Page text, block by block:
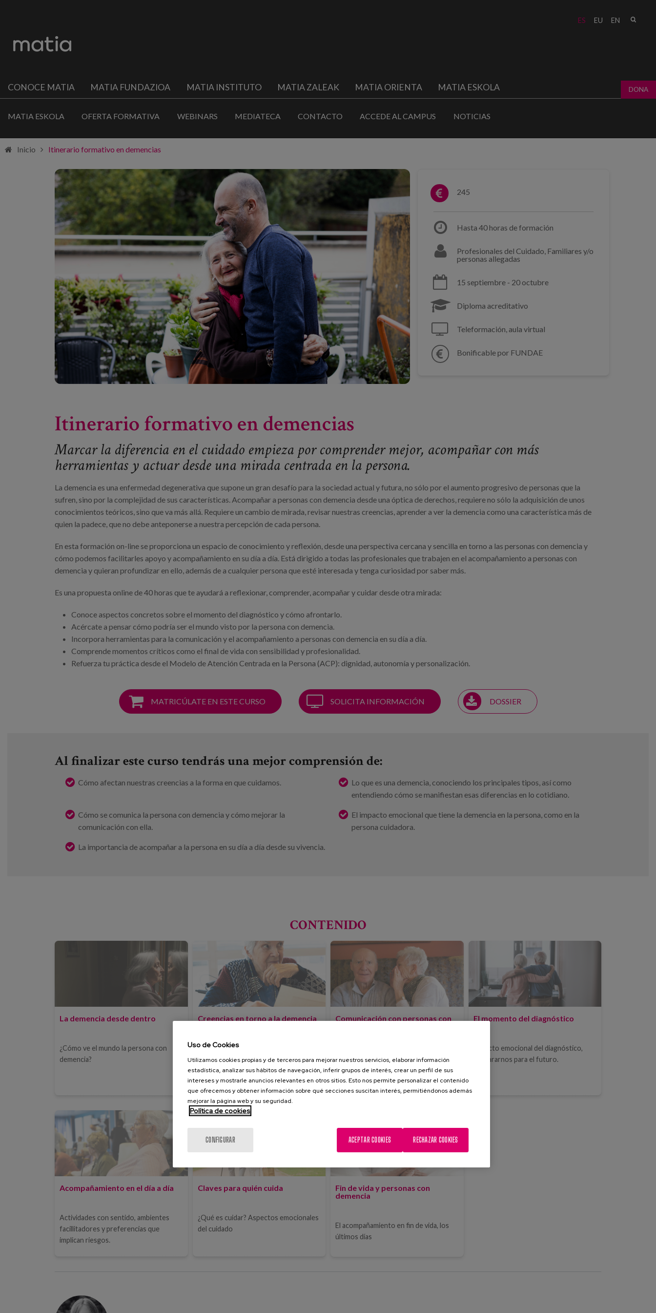
ES EU EN
CONOCE MATIA MATIA FUNDAZIOA MATIA INSTITUTO MATIA ZALEAK MATIA ORIENTA MATIA ESKOLA DONA
MATIA ESKOLA OFERTA FORMATIVA WEBINARS MEDIATECA CONTACTO ACCEDE AL CAMPUS NOTICIAS
Inicio Itinerario formativo en demencias
245
Hasta 40 horas de formación
Profesionales del Cuidado, Familiares y/o
personas allegadas
15 septiembre - 20 octubre
Diploma acreditativo
Teleformación, aula virtual
Bonificable por FUNDAE
Itinerario formativo en demencias
Marcar la diferencia en el cuidado empieza por comprender mejor, acompañar con más
herramientas y actuar desde una mirada centrada en la persona.
La demencia es una enfermedad degenerativa que supone un gran desafío para la sociedad actual y futura, no sólo por el aumento progresivo de personas que la
sufren, sino por la complejidad de sus características. Acompañar a personas con demencia desde una óptica de derechos, requiere no sólo la adquisición de unos
conocimientos teóricos, sino que va más allá. Requiere un cambio de mirada, revisar nuestras creencias, aprender a ver la demencia como una característica más de
quien la padece, que no debe anteponerse a nuestra percepción de cada persona.
En esta formación on-line se proporciona un espacio de conocimiento y reflexión, desde una perspectiva cercana y sencilla en torno a las personas con demencia y
cómo podemos facilitarles apoyo y acompañamiento en su día a día. Está dirigido a todas las profesionales que trabajen en el acompañamiento a personas con
demencia y quieran profundizar en ello, además de a cualquier persona que esté interesada y tenga curiosidad por saber más.
Es una propuesta online de 40 horas que te ayudará a reflexionar, comprender, acompañar y cuidar desde otra mirada:
Conoce aspectos concretos sobre el momento del diagnóstico y cómo afrontarlo.
Acércate a pensar cómo podría ser el mundo visto por la persona con demencia.
Incorpora herramientas para la comunicación y el acompañamiento a personas con demencia en su día a día.
Comprende momentos críticos como el final de vida con sensibilidad y profesionalidad.
Refuerza tu práctica desde el Modelo de Atención Centrada en la Persona (ACP): dignidad, autonomía y personalización.
MATRICÚLATE EN ESTE CURSO SOLICITA INFORMACIÓN DOSSIER
Al finalizar este curso tendrás una mejor comprensión de:
Cómo afectan nuestras creencias a la forma en que cuidamos.
Lo que es una demencia, conociendo los principales tipos, así como
entendiendo cómo se manifiestan esas diferencias en lo cotidiano.
Cómo se comunica la persona con demencia y cómo mejorar la
comunicación con ella.
El impacto emocional que tiene la demencia en la persona, como en la
persona cuidadora.
La importancia de acompañar a la persona en su día a día desde su vivencia.
CONTENIDO
La demencia desde dentro
¿Cómo ve el mundo la persona con
demencia?
Creencias en torno a la demencia
La demencia, cuidamos como miramos.
Comunicación con personas con
Presencia un acercamiento al cuidado,
Descubriendo la validación y
Estimulación basal
El momento del diagnóstico
Impacto emocional del diagnóstico,
prepararnos para el futuro.
Acompañamiento en el día a día
Actividades con sentido, ambientes
facillitadores y preferencias que
implican riesgos.
Claves para quién cuida
¿Qué es cuidar? Aspectos emocionales
del cuidado
Fin de vida y personas con
demencia
El acompañamiento en fin de vida, los
últimos días
Uso de Cookies
Utilizamos cookies propias y de terceros para mejorar nuestros servicios, elaborar información
estadística, analizar sus hábitos de navegación, inferir grupos de interés, crear un perfil de sus
intereses y mostrarle anuncios relevantes en otros sitios. Esto nos permite personalizar el contenido
que ofrecemos y obtener información sobre qué secciones suscitan interés, permitiéndonos además
mejorar la página web y su seguridad.
Política de cookies
CONFIGURAR RECHAZAR COOKIES
ACEPTAR COOKIES